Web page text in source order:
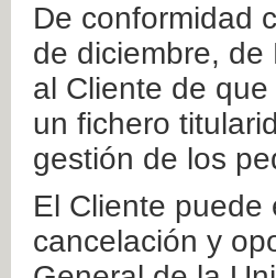
De conformidad
de diciembre,
al Cliente de
un fichero
gestión de los
El Cliente puede
cancelación y